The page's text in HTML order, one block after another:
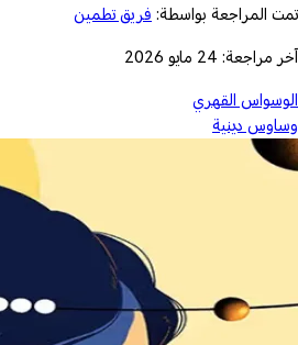
تمت المراجعة بواسطة: فريق تطمين
آخر مراجعة: 24 مايو 2026
الوسواس القهري
وساوس دينية